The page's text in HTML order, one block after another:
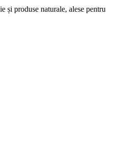
și produse naturale, alese pentru